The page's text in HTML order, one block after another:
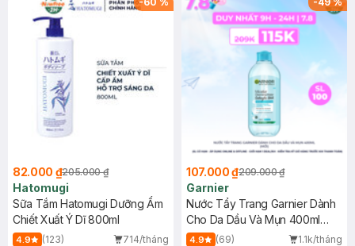
82.000 ₫205.000 ₫
Hatomugi
Sữa Tắm Hatomugi Dưỡng Ẩm
Chiết Xuất Ý Dĩ 800ml
4.9 (123)
714/tháng
107.000 ₫209.000 ₫
Garnier
Nước Tẩy Trang Garnier Dành
Cho Da Dầu Và Mụn 400ml
(Mới)
4.9 (69)
1.1k/tháng